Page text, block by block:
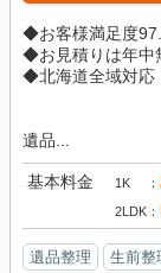
◆お客様満足度
◆お見積りは年中
◆北海道全域対応
遺品...
基本料金 1K
2LDK
遺品整理 生前整